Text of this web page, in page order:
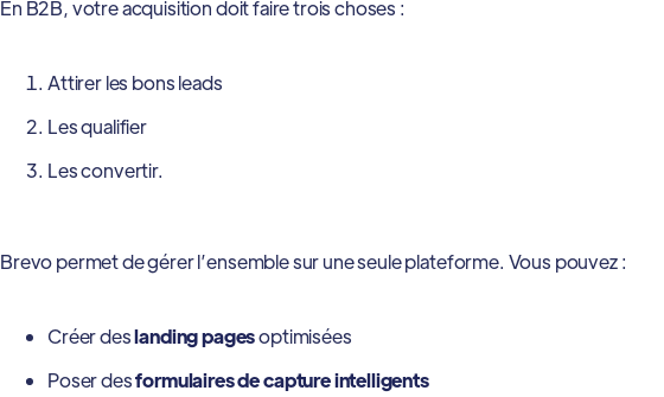
En B2B, votre acquisition doit faire trois choses :
Attirer les bons leads
Les qualifier
Les convertir.
Brevo permet de gérer l’ensemble sur une seule plateforme. Vous pouvez :
Créer deslanding pagesoptimisées
Poser desformulaires de capture intelligents